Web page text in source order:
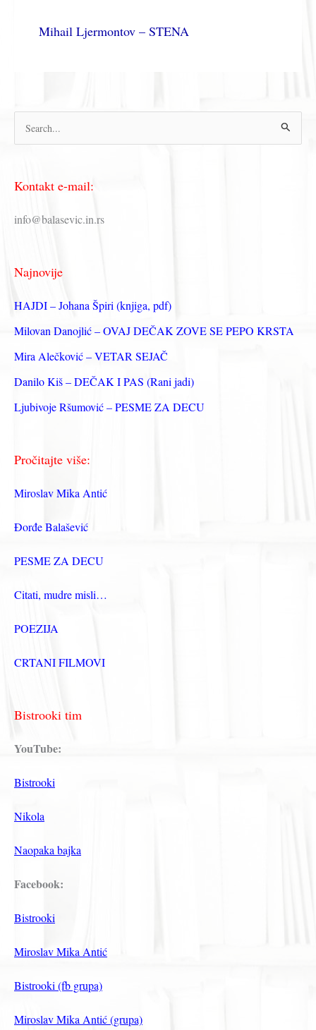
Mihail Ljermontov – STENA
р
т
р
а
з
а
Kontakt e-mail:
info@balasevic.in.rs
Najnovije
HAJDI – Johana Špiri (knjiga, pdf)
Milovan Danojlić – OVAJ DEČAK ZOVE SE PEPO KRSTA
Mira Alečković – VETAR SEJAČ
Danilo Kiš – DEČAK I PAS (Rani jadi)
Ljubivoje Ršumović – PESME ZA DECU
Pročitajte više:
Miroslav Mika Antić
Đorđe Balašević
PESME ZA DECU
Citati, mudre misli…
POEZIJA
CRTANI FILMOVI
Bistrooki tim
YouTube:
Bistrooki
Nikola
Naopaka bajka
Facebook:
Bistrooki
Miroslav Mika Antić
Bistrooki (fb grupa)
Miroslav Mika Antić (grupa)